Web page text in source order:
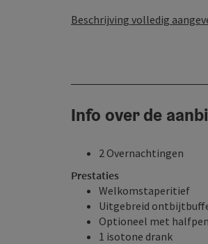
Beschrijving volledig
Info over de
2 Overnachtingen
Prestaties
Welkomstaperitief
Uitgebreid
Optioneel met
1 isotone drank